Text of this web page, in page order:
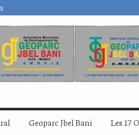
Geoparc Jbel Bani Les 17